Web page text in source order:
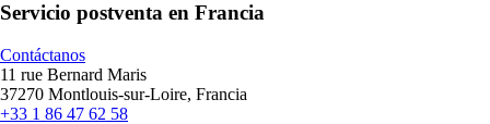
Servicio postventa en Francia
Contáctanos
11 rue Bernard Maris
37270 Montlouis-sur-Loire, Francia
+33 1 86 47 62 58